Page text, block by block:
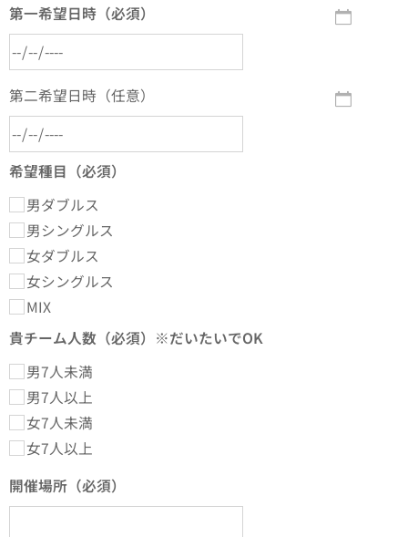
第一希望日時（必須）
第二希望日時（任意）
希望種目（必須）
男ダブルス
男シングルス
女ダブルス
女シングルス
MIX
貴チーム人数（必須）※だいたいでOK
男7人未満
男7人以上
女7人未満
女7人以上
開催場所（必須）